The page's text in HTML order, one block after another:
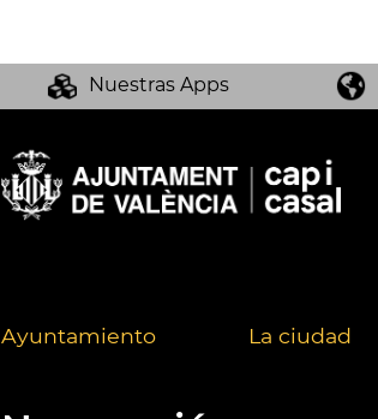
Nuestras Apps
Ayuntamiento La ciudad